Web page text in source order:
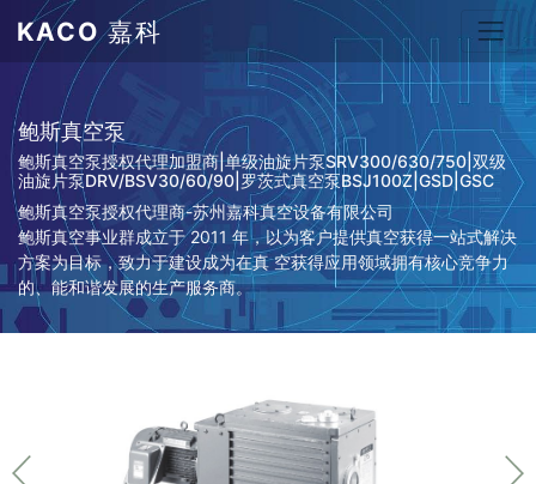
KACO嘉科
鲍斯真空泵
鲍斯真空泵授权代理加盟商|单级油旋片泵SRV300/630/750|双级
油旋片泵DRV/BSV30/60/90|罗茨式真空泵BSJ100Z|GSD|GSC
鲍斯真空泵授权代理商-苏州嘉科真空设备有限公司
鲍斯真空事业群成立于 2011 年，以为客户提供真空获得一站式解决
方案为目标，致力于建设成为在真 空获得应用领域拥有核心竞争力
的、能和谐发展的生产服务商。